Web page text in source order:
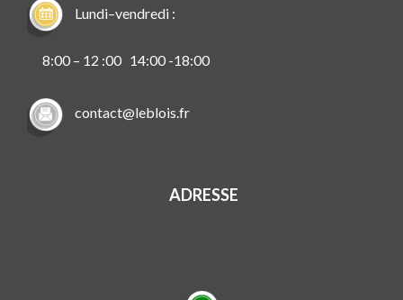
Lundi–vendredi :
8:00 – 12 :00 14:00 -18:00
contact@leblois.fr
ADRESSE